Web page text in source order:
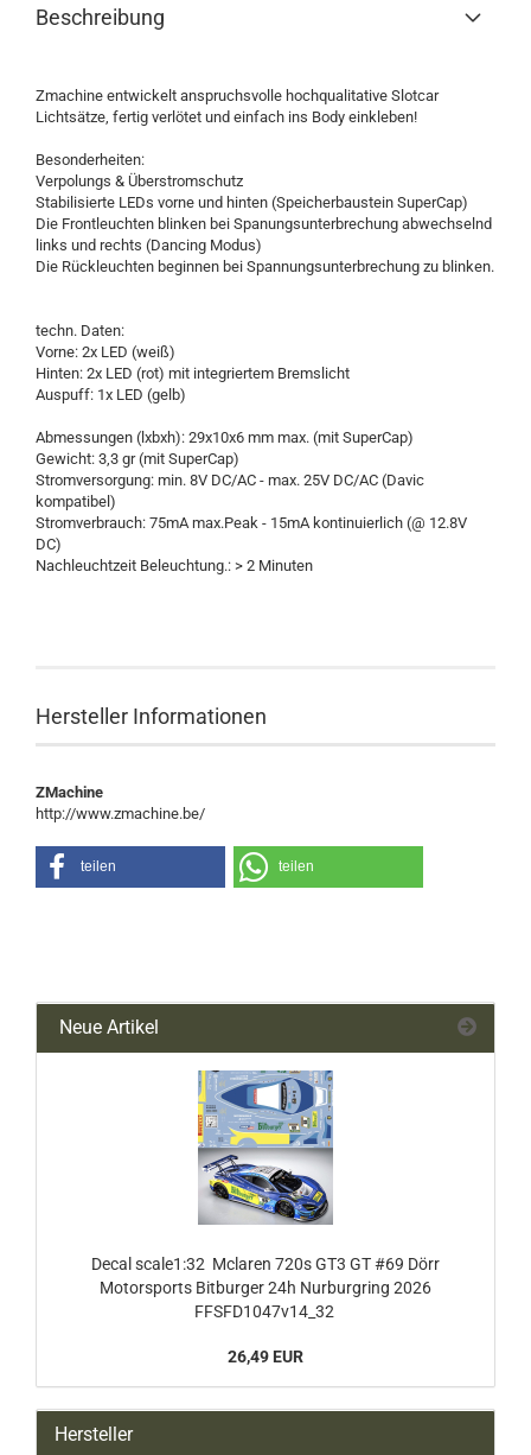
Beschreibung
Zmachine entwickelt anspruchsvolle hochqualitative Slotcar
Lichtsätze, fertig verlötet und einfach ins Body einkleben!
Besonderheiten:
Verpolungs & Überstromschutz
Stabilisierte LEDs vorne und hinten (Speicherbaustein SuperCap)
Die Frontleuchten blinken bei Spanungsunterbrechung abwechselnd
links und rechts (Dancing Modus)
Die Rückleuchten beginnen bei Spannungsunterbrechung zu blinken.
techn. Daten:
Vorne: 2x LED (weiß)
Hinten: 2x LED (rot) mit integriertem Bremslicht
Auspuff: 1x LED (gelb)
Abmessungen (lxbxh): 29x10x6 mm max. (mit SuperCap)
Gewicht: 3,3 gr (mit SuperCap)
Stromversorgung: min. 8V DC/AC - max. 25V DC/AC (Davic
kompatibel)
Stromverbrauch: 75mA max.Peak - 15mA kontinuierlich (@ 12.8V
DC)
Nachleuchtzeit Beleuchtung.: > 2 Minuten
Hersteller Informationen
ZMachine
http://www.zmachine.be/
teilen teilen
Neue Artikel
Decal scale1:32 Mclaren 720s GT3 GT #69 Dörr
Motorsports Bitburger 24h Nurburgring 2026
FFSFD1047v14_32
26,49 EUR
Hersteller